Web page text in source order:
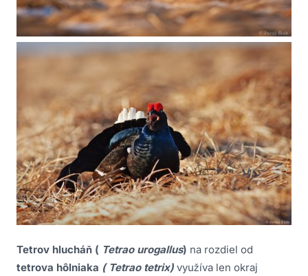
Tetrov hlucháň ( Tetrao urogallus) na rozdiel od
tetrova hôlniaka ( Tetrao tetrix) využíva len okraj